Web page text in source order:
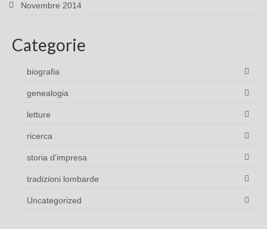
Novembre 2014
Categorie
biografia
genealogia
letture
ricerca
storia d'impresa
tradizioni lombarde
Uncategorized